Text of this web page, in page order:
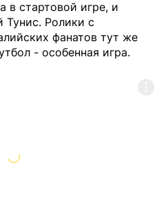
в стартовой игре, и
Тунис. Ролики с
фанатов тут же
- особенная игра.